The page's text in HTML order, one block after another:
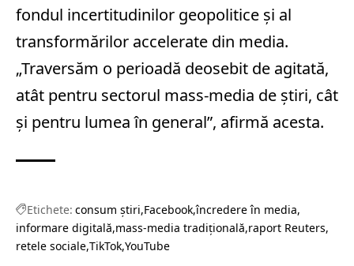
fondul incertitudinilor geopolitice și al
transformărilor accelerate din media.
„Traversăm o perioadă deosebit de agitată,
atât pentru sectorul mass‑media de știri, cât
și pentru lumea în general”, afirmă acesta.
Etichete: consum știri Facebook încredere în media
informare digitală mass‑media tradițională raport Reuters
retele sociale TikTok YouTube